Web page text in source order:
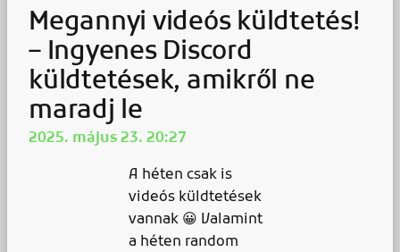
Megannyi videós küldtetés!
– Ingyenes Discord
küldtetések, amikről ne
maradj le
2025. május 23. 20:27
A héten csak is
videós küldtetések
vannak 😀 Valamint
a héten random